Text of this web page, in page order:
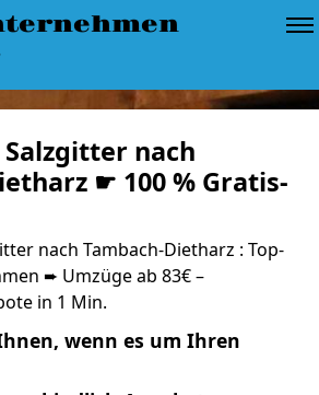
nach
☛ 100 % Gratis-
nach Tambach-Dietharz : Top-
➨ Umzüge ab 83€ –
in 1 Min.
wenn es um Ihren